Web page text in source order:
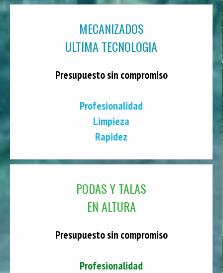
MECANIZADOS
ULTIMA TECNOLOGIA
Presupuesto sin compromiso
Profesionalidad
Limpieza
Rapidez
PODAS Y TALAS
EN ALTURA
Presupuesto sin compromiso
Profesionalidad